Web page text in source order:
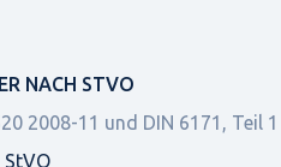
NACH STVO
2008-11 und DIN 6171, Teil 1
StVO